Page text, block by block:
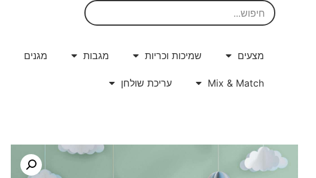
בלבד
מצעים שמיכות וכריות מגבות מגנים
Mix & Match עריכת שולחן